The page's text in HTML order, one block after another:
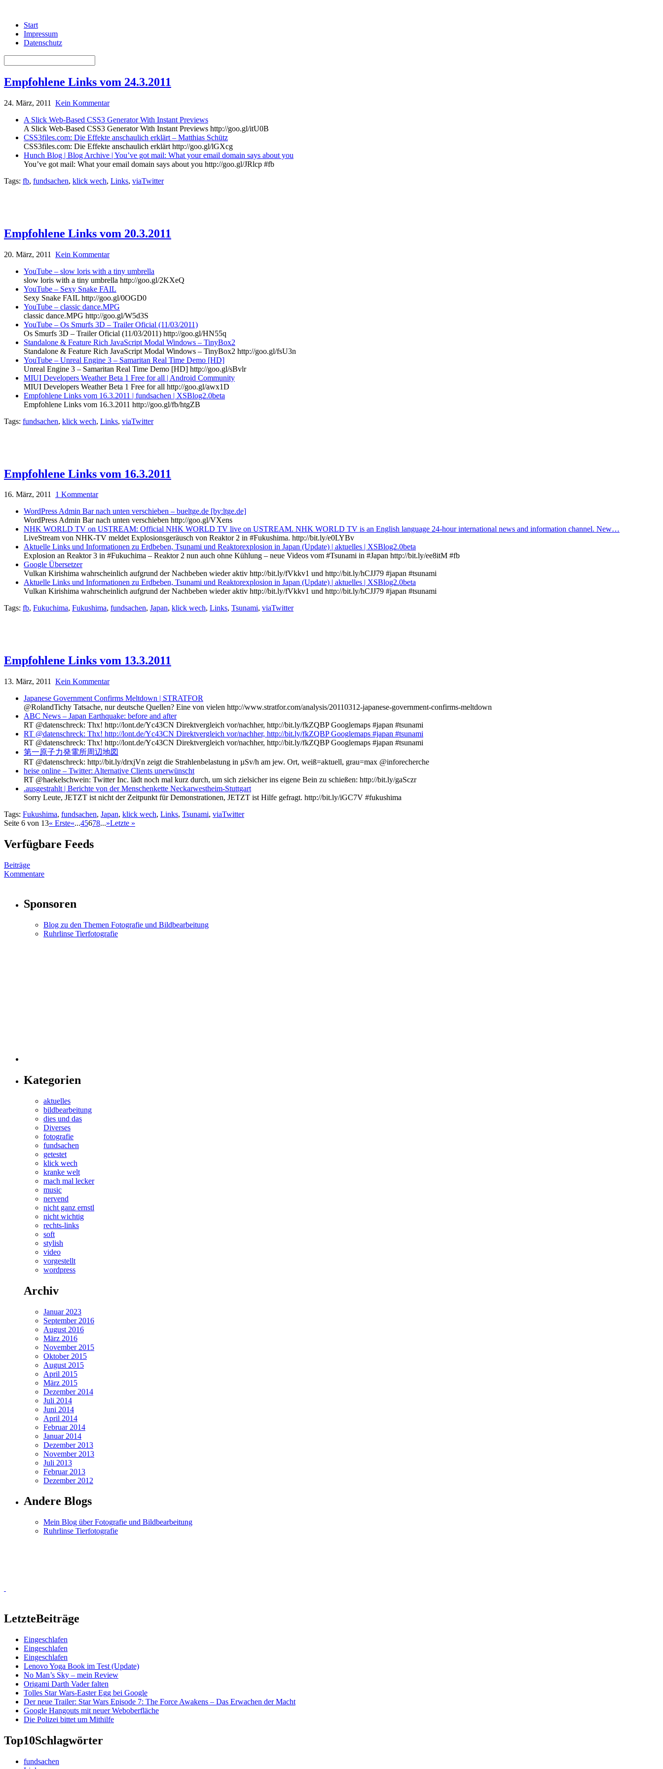
Start
Impressum
Datenschutz
Empfohlene Links vom 24.3.2011
24. März, 2011
Kein Kommentar
A Slick Web-Based CSS3 Generator With Instant Previews
A Slick Web-Based CSS3 Generator With Instant Previews http://goo.gl/itU0B
CSS3files.com: Die Effekte anschaulich erklärt – Matthias Schütz
CSS3files.com: Die Effekte anschaulich erklärt http://goo.gl/lGXcg
Hunch Blog | Blog Archive | You’ve got mail: What your email domain says about you
You’ve got mail: What your email domain says about you http://goo.gl/JRlcp #fb
Tags: fb, fundsachen, klick wech, Links, viaTwitter
Empfohlene Links vom 20.3.2011
20. März, 2011
Kein Kommentar
YouTube – slow loris with a tiny umbrella
slow loris with a tiny umbrella http://goo.gl/2KXeQ
YouTube – Sexy Snake FAIL
Sexy Snake FAIL http://goo.gl/0OGD0
YouTube – classic dance.MPG
classic dance.MPG http://goo.gl/W5d3S
YouTube – Os Smurfs 3D – Trailer Oficial (11/03/2011)
Os Smurfs 3D – Trailer Oficial (11/03/2011) http://goo.gl/HN55q
Standalone & Feature Rich JavaScript Modal Windows – TinyBox2
Standalone & Feature Rich JavaScript Modal Windows – TinyBox2 http://goo.gl/fsU3n
YouTube – Unreal Engine 3 – Samaritan Real Time Demo [HD]
Unreal Engine 3 – Samaritan Real Time Demo [HD] http://goo.gl/sBvlr
MIUI Developers Weather Beta 1 Free for all | Android Community
MIUI Developers Weather Beta 1 Free for all http://goo.gl/awx1D
Empfohlene Links vom 16.3.2011 | fundsachen | XSBlog2.0beta
Empfohlene Links vom 16.3.2011 http://goo.gl/fb/htgZB
Tags: fundsachen, klick wech, Links, viaTwitter
Empfohlene Links vom 16.3.2011
16. März, 2011 1 Kommentar
WordPress Admin Bar nach unten verschieben – bueltge.de [by:ltge.de]
WordPress Admin Bar nach unten verschieben http://goo.gl/VXens
NHK WORLD TV on USTREAM: Official NHK WORLD TV live on USTREAM. NHK WORLD TV is an English language 24-hour international news and information channel. New…
LiveStream von NHK-TV meldet Explosionsgeräusch von Reaktor 2 in #Fukushima. http://bit.ly/e0LYBv
Aktuelle Links und Informationen zu Erdbeben, Tsunami und Reaktorexplosion in Japan (Update) | aktuelles | XSBlog2.0beta
Explosion an Reaktor 3 in #Fukuchima – Reaktor 2 nun auch ohne Kühlung – neue Videos vom #Tsunami in #Japan http://bit.ly/ee8itM #fb
Google Übersetzer
Vulkan Kirishima wahrscheinlich aufgrund der Nachbeben wieder aktiv http://bit.ly/fVkkv1 und http://bit.ly/hCJJ79 #japan #tsunami
Aktuelle Links und Informationen zu Erdbeben, Tsunami und Reaktorexplosion in Japan (Update) | aktuelles | XSBlog2.0beta
Vulkan Kirishima wahrscheinlich aufgrund der Nachbeben wieder aktiv http://bit.ly/fVkkv1 und http://bit.ly/hCJJ79 #japan #tsunami
Tags: fb, Fukuchima, Fukushima, fundsachen, Japan, klick wech, Links, Tsunami, viaTwitter
Empfohlene Links vom 13.3.2011
13. März, 2011
Kein Kommentar
Japanese Government Confirms Meltdown | STRATFOR
@RolandTichy Tatsache, nur deutsche Quellen? Eine von vielen http://www.stratfor.com/analysis/20110312-japanese-government-confirms-meltdown
ABC News – Japan Earthquake: before and after
RT @datenschreck: Thx! http://lont.de/Yc43CN Direktvergleich vor/nachher, http://bit.ly/fkZQBP Googlemaps #japan #tsunami
RT @datenschreck: Thx! http://lont.de/Yc43CN Direktvergleich vor/nachher, http://bit.ly/fkZQBP Googlemaps #japan #tsunami
RT @datenschreck: Thx! http://lont.de/Yc43CN Direktvergleich vor/nachher, http://bit.ly/fkZQBP Googlemaps #japan #tsunami
第一原子力発電所周辺地図
RT @datenschreck: http://bit.ly/drxjVn zeigt die Strahlenbelastung in µSv/h am jew. Ort, weiß=aktuell, grau=max @inforecherche
heise online – Twitter: Alternative Clients unerwünscht
RT @haekelschwein: Twitter Inc. lädt noch mal kurz durch, um sich zielsicher ins eigene Bein zu schießen: http://bit.ly/gaSczr
.ausgestrahlt | Berichte von der Menschenkette Neckarwestheim-Stuttgart
Sorry Leute, JETZT ist nicht der Zeitpunkt für Demonstrationen, JETZT ist Hilfe gefragt. http://bit.ly/iGC7V #fukushima
Tags: Fukushima, fundsachen, Japan, klick wech, Links, Tsunami, viaTwitter
Seite 6 von 13« Erste«...45678...»Letzte »
Verfügbare Feeds
Beiträge
Kommentare
Sponsoren
Blog zu den Themen Fotografie und Bildbearbeitung
Ruhrlinse Tierfotografie
Kategorien
aktuelles
bildbearbeitung
dies und das
Diverses
fotografie
fundsachen
getestet
klick wech
kranke welt
mach mal lecker
music
nervend
nicht ganz ernstl
nicht wichtig
rechts-links
soft
stylish
video
vorgestellt
wordpress
Archiv
Januar 2023
September 2016
August 2016
März 2016
November 2015
Oktober 2015
August 2015
April 2015
März 2015
Dezember 2014
Juli 2014
Juni 2014
April 2014
Februar 2014
Januar 2014
Dezember 2013
November 2013
Juli 2013
Februar 2013
Dezember 2012
Andere Blogs
Mein Blog über Fotografie und Bildbearbeitung
Ruhrlinse Tierfotografie
LetzteBeiträge
Eingeschlafen
Eingeschlafen
Eingeschlafen
Lenovo Yoga Book im Test (Update)
No Man’s Sky – mein Review
Origami Darth Vader falten
Tolles Star Wars-Easter Egg bei Google
Der neue Trailer: Star Wars Episode 7: The Force Awakens – Das Erwachen der Macht
Google Hangouts mit neuer Weboberfläche
Die Polizei bittet um Mithilfe
Top10Schlagwörter
fundsachen